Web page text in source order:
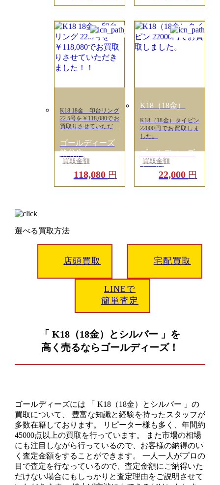
K18 18金 印台リング
22.5号を￥118,080でお
買取りさせていただき
ゴールディーズ
熊谷店
買取金額
118,080 円
K18（18金）
K18（18金）タイピン
22000円でお買取しま
した。
ゴールディーズ
本庄店
買取金額
22,000 円
選べる買取方法
店頭買取 宅配買取
LINEで
簡単査定
「 K18（18金）とシルバー 」を
高く売るならゴールディーズ！
ゴールディーズには 「 K18（18金）とシルバー 」の
買取について、 豊富な知識と経験を持ったスタッフが
多数在籍しております。 リピーター様も多く、年間約
45000点以上の買取を行っています。 また市場の相場
にも注目しながら行っているので、お客様の納得のい
く査定金額をすることができます。 一人一人がプロの
目で査定を行なっているので、査定金額にご納得いた
だけない場合にもしっかりと査定理由をご説明させて